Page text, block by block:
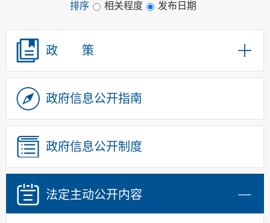
排序
相关程度 发布日期
政 策
政府信息公开指南
政府信息公开制度
法定主动公开内容